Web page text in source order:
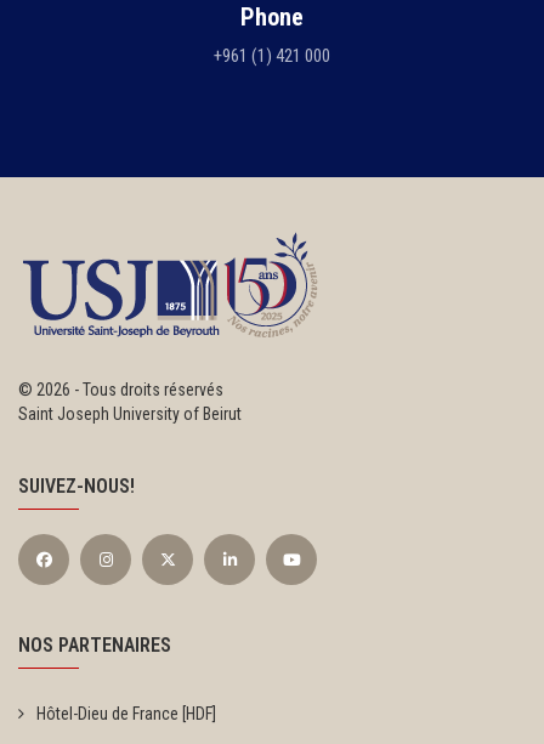
Phone
+961 (1) 421 000
© 2026 - Tous droits réservés
Saint Joseph University of Beirut
SUIVEZ-NOUS!
NOS PARTENAIRES
Hôtel-Dieu de France [HDF]